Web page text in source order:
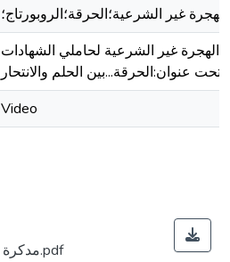
الهجرة غير الشرعية؛الحرقة؛الروبورتاج؛
الهجرة غير الشرعية لحاملي الشهادات
تحت عنوان:الحرقة...بين الحلم والانتحار
Video
مدكرة ماستر 15.pdf